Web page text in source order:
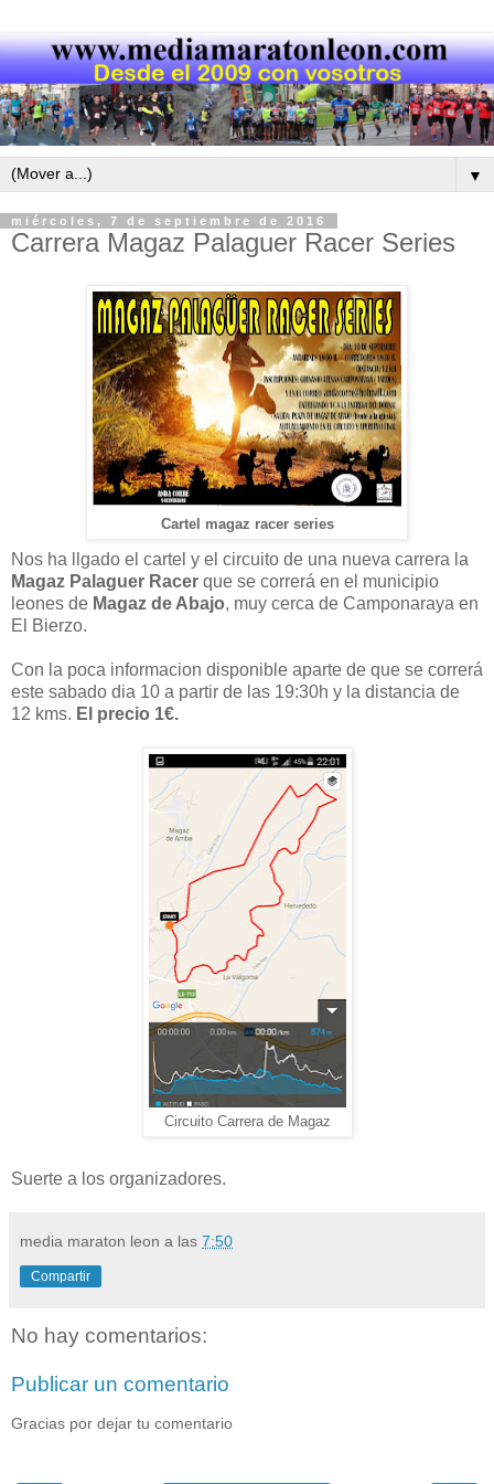
▼
miércoles, 7 de septiembre de 2016
Carrera Magaz Palaguer Racer Series
Cartel magaz racer series
Nos ha llgado el cartel y el circuito de una nueva carrera la
Magaz Palaguer Racer que se correrá en el municipio
leones de Magaz de Abajo, muy cerca de Camponaraya en
El Bierzo.
Con la poca informacion disponible aparte de que se correrá
este sabado dia 10 a partir de las 19:30h y la distancia de
12 kms. El precio 1€.
Circuito Carrera de Magaz
Suerte a los organizadores.
media maraton leon a las 7:50
Compartir
No hay comentarios:
Publicar un comentario
Gracias por dejar tu comentario